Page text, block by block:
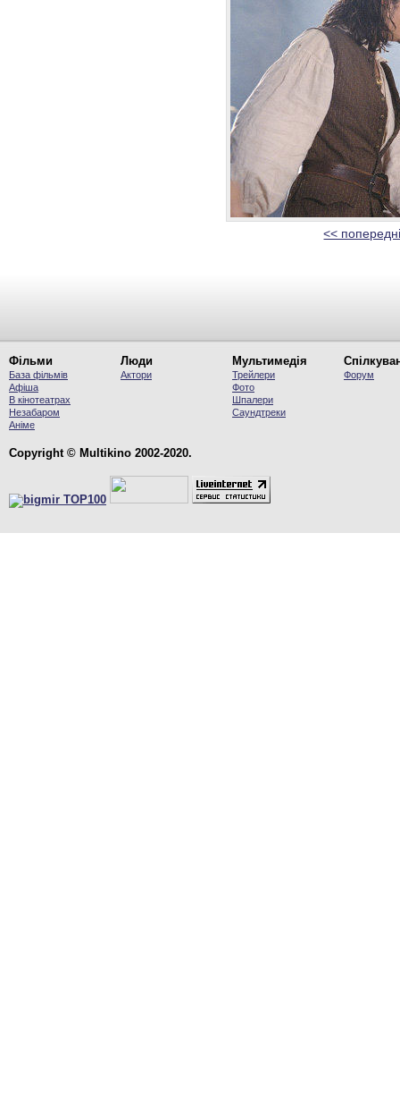
<<
Фільми
База фільмів
Афіша
В кінотеатрах
Незабаром
Аніме
Люди
Актори
Мультимедія
Трейлери
Фото
Шпалери
Саундтреки
Форум
Copyright © Multikino 2002-2020.